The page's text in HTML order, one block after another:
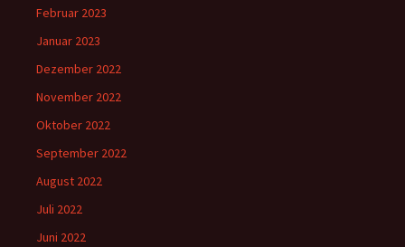
Februar 2023
Januar 2023
Dezember 2022
November 2022
Oktober 2022
September 2022
August 2022
Juli 2022
Juni 2022